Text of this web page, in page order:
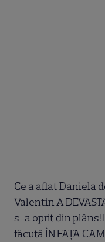
Ce a aflat Daniela
Valentin A
s-a oprit din plâns!
făcută ÎN FAȚA